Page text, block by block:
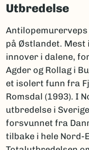
Utbredelse
på Østlandet. Mest
innover i dalene,
Agder og Rollag i
et isolert funn fra
Romsdal (1993). I
utbredelse i
forsvunnet fra
tilbake i hele Nord-